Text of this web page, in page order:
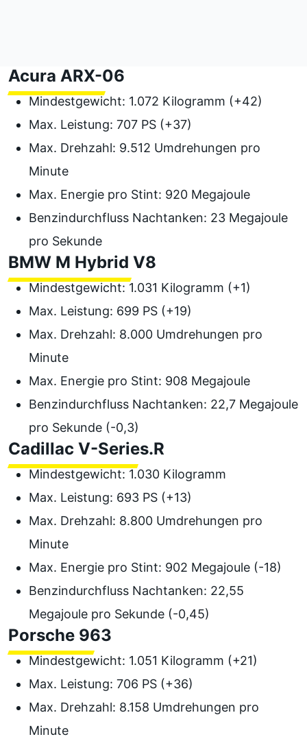
Acura ARX-06
Mindestgewicht: 1.072 Kilogramm (+42)
Max. Leistung: 707 PS (+37)
Max. Drehzahl: 9.512 Umdrehungen pro
Minute
Max. Energie pro Stint: 920 Megajoule
Benzindurchfluss Nachtanken: 23 Megajoule
pro Sekunde
BMW M Hybrid V8
Mindestgewicht: 1.031 Kilogramm (+1)
Max. Leistung: 699 PS (+19)
Max. Drehzahl: 8.000 Umdrehungen pro
Minute
Max. Energie pro Stint: 908 Megajoule
Benzindurchfluss Nachtanken: 22,7 Megajoule
pro Sekunde (-0,3)
Cadillac V-Series.R
Mindestgewicht: 1.030 Kilogramm
Max. Leistung: 693 PS (+13)
Max. Drehzahl: 8.800 Umdrehungen pro
Minute
Max. Energie pro Stint: 902 Megajoule (-18)
Benzindurchfluss Nachtanken: 22,55
Megajoule pro Sekunde (-0,45)
Porsche 963
Mindestgewicht: 1.051 Kilogramm (+21)
Max. Leistung: 706 PS (+36)
Max. Drehzahl: 8.158 Umdrehungen pro
Minute